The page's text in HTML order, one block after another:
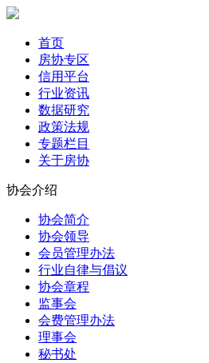
首页
房协专区
信用平台
行业资讯
数据研究
政策法规
专题栏目
关于房协
协会介绍
协会简介
协会领导
会员管理办法
行业自律与倡议
协会章程
监事会
会费管理办法
理事会
秘书处